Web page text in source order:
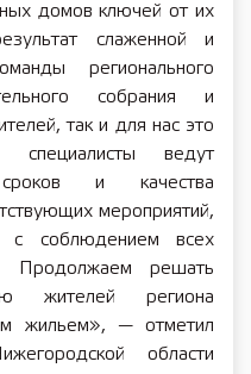
домов ключей от их
слаженной и
регионального
собрания и
так и для нас это
ведут
и качества
мероприятий,
с соблюдением всех
Продолжаем решать
жителей региона
жильем», — отметил
области